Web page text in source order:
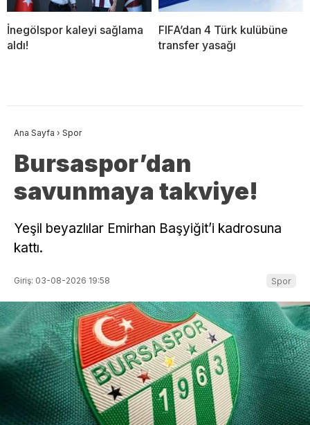
İnegölspor kaleyi sağlama
aldı!
FIFA’dan 4 Türk kulübüne
transfer yasağı
Ana Sayfa › Spor
Bursaspor’dan
savunmaya takviye!
Yeşil beyazlılar Emirhan Başyiğit’i kadrosuna
kattı.
Giriş: 03-08-2026 19:58 Spor